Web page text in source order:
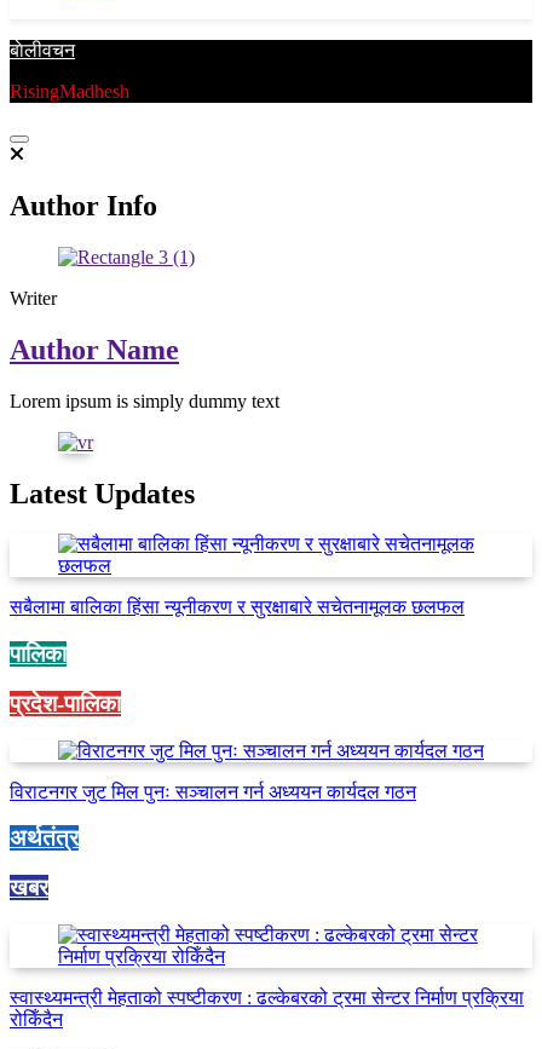
बाेलीवचन
RisingMadhesh
Author Info
Writer
Author Name
Lorem ipsum is simply dummy text
Latest Updates
सबैलामा बालिका हिंसा न्यूनीकरण र सुरक्षाबारे सचेतनामूलक छलफल
पालिका
प्रदेश-पालिका
विराटनगर जुट मिल पुनः सञ्चालन गर्न अध्ययन कार्यदल गठन
अर्थतंत्र
खबर
स्वास्थ्यमन्त्री मेहताको स्पष्टीकरण : ढल्केबरको ट्रमा सेन्टर निर्माण प्रक्रिया
रोकिँदैन